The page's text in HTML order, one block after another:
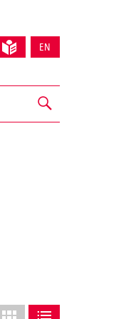
EN
Layout